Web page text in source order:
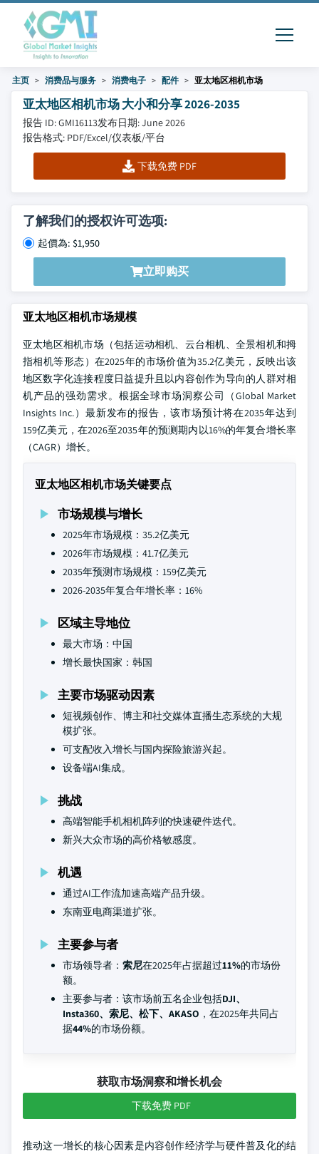
主页 消费品与服务 消费电子 配件 亚太地区相机市场
亚太地区相机市场 大小和分享 2026-2035
报告 ID: GMI16113发布日期: June 2026
报告格式: PDF/Excel/仪表板/平台
下载免费 PDF
了解我们的授权许可选项:
起價為: $1,950
立即购买
亚太地区相机市场规模
亚太地区相机市场（包括运动相机、云台相机、全景相机和拇
指相机等形态）在2025年的市场价值为35.2亿美元，反映出该
地区数字化连接程度日益提升且以内容创作为导向的人群对相
机产品的强劲需求。根据全球市场洞察公司（Global Market
Insights Inc.）最新发布的报告，该市场预计将在2035年达到
159亿美元，在2026至2035年的预测期内以16%的年复合增长率
（CAGR）增长。
亚太地区相机市场关键要点
市场规模与增长
2025年市场规模：35.2亿美元
2026年市场规模：41.7亿美元
2035年预测市场规模：159亿美元
2026-2035年复合年增长率：16%
区域主导地位
最大市场：中国
增长最快国家：韩国
主要市场驱动因素
短视频创作、博主和社交媒体直播生态系统的大规
模扩张。
可支配收入增长与国内探险旅游兴起。
设备端AI集成。
挑战
高端智能手机相机阵列的快速硬件迭代。
新兴大众市场的高价格敏感度。
机遇
通过AI工作流加速高端产品升级。
东南亚电商渠道扩张。
主要参与者
市场领导者： 索尼在2025年占据超过11%的市场份
额。
主要参与者：该市场前五名企业包括DJI、
Insta360、索尼、松下、AKASO ，在2025年共同占
据44%的市场份额。
获取市场洞察和增长机会
下载免费 PDF
推动这一增长的核心因素是内容创作经济学与硬件普及化的结